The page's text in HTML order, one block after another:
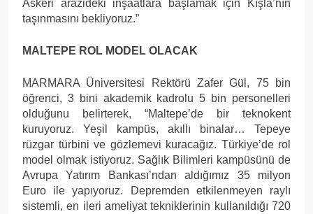
Askeri arazideki inşaatlara başlamak için Kışla’nın
taşınmasını bekliyoruz.”
MALTEPE ROL MODEL OLACAK
MARMARA Üniversitesi Rektörü Zafer Gül, 75 bin
öğrenci, 3 bini akademik kadrolu 5 bin personelleri
olduğunu belirterek, “Maltepe’de bir teknokent
kuruyoruz. Yeşil kampüs, akıllı binalar… Tepeye
rüzgar türbini ve gözlemevi kuracağız. Türkiye’de rol
model olmak istiyoruz. Sağlık Bilimleri kampüsünü de
Avrupa Yatırım Bankası’ndan aldığımız 35 milyon
Euro ile yapıyoruz. Depremden etkilenmeyen raylı
sistemli, en ileri ameliyat tekniklerinin kullanıldığı 720